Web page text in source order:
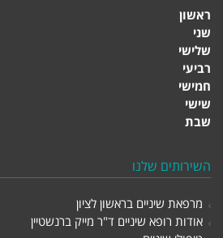
ראשון
שני
שלישי
רביעי
חמישי
שישי
שבת
השירותים שלנו
מרפאת שיניים בראשון לציון
אודות רופא שיניים ד"ר מייק ברנשטיין